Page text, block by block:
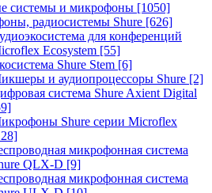
системы и микрофоны [1050]
радиосистемы Shure [626]
для конференций
Ecosystem [55]
Shure Stem [6]
и аудиопроцессоры Shure [2]
система Shure Axient Digital
Shure серии Microflex
микрофонная система
QLX-D [9]
микрофонная система